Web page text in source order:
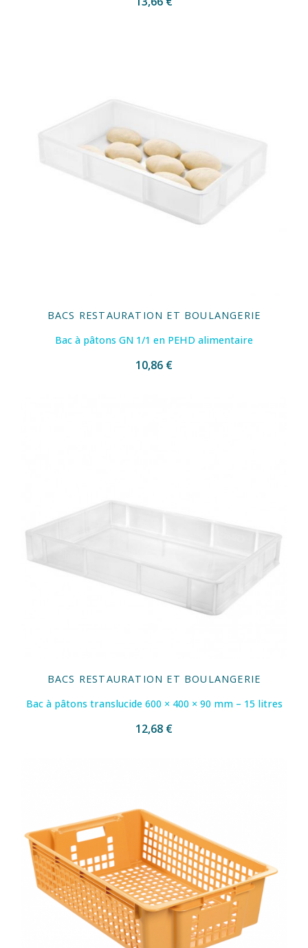
BACS RESTAURATION ET BOULANGERIE
Bac à pâtons GN 1/1 en PEHD alimentaire
10,86 €
BACS RESTAURATION ET BOULANGERIE
Bac à pâtons translucide 600 × 400 × 90 mm – 15 litres
12,68 €